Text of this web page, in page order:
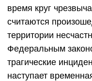
время круг
считаются
территории
Федеральным
трагические
наступает